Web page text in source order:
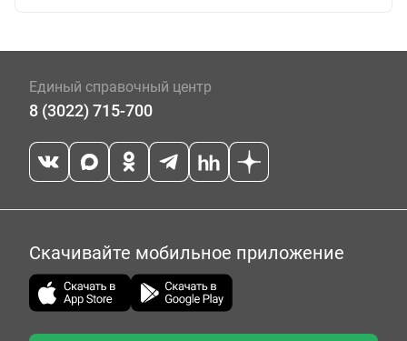
Единый справочный центр
8 (3022) 715-700
Скачивайте мобильное приложение